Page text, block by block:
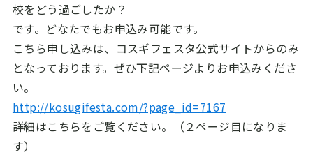
校をどう過ごしたか？
です。どなたでもお申込み可能です。
こちら申し込みは、コスギフェスタ公式サイトからのみ
となっております。ぜひ下記ページよりお申込みくださ
い。
http://kosugifesta.com/?page_id=7167
詳細はこちらをご覧ください。（２ページ目になりま
す）